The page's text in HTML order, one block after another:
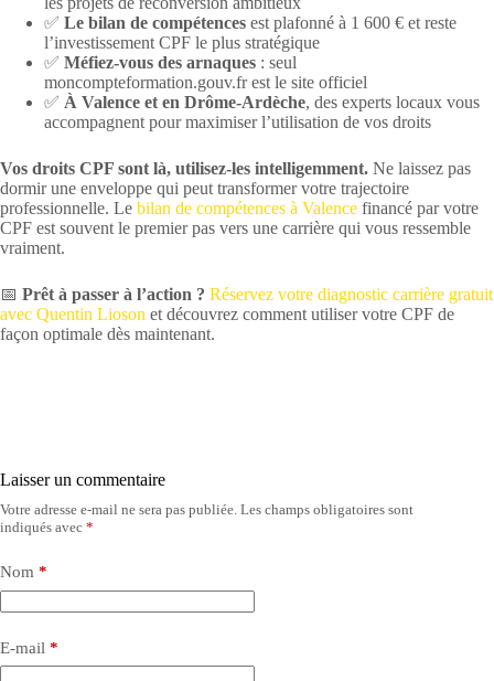
✅ Le bilan de compétences est plafonné à 1 600 € et reste
l’investissement CPF le plus stratégique
✅ Méfiez-vous des arnaques : seul
moncompteformation.gouv.fr est le site officiel
✅ À Valence et en Drôme-Ardèche, des experts locaux vous
accompagnent pour maximiser l’utilisation de vos droits
Vos droits CPF sont là, utilisez-les intelligemment. Ne laissez pas
dormir une enveloppe qui peut transformer votre trajectoire
professionnelle. Le bilan de compétences à Valence financé par votre
CPF est souvent le premier pas vers une carrière qui vous ressemble
vraiment.
📅 Prêt à passer à l’action ? Réservez votre diagnostic carrière gratuit
avec Quentin Lioson et découvrez comment utiliser votre CPF de
façon optimale dès maintenant.
Laisser un commentaire
Votre adresse e-mail ne sera pas publiée. Les champs obligatoires sont
indiqués avec *
Nom *
E-mail *